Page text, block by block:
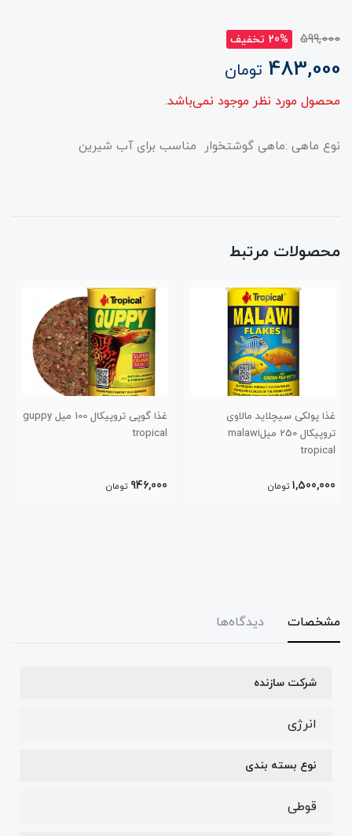
599,000 20% تخفیف
483,000 تومان
محصول مورد نظر موجود نمی‌باشد.
نوع ماهی :ماهی گوشتخوار مناسب برای آب شیرین
محصولات مرتبط
غذا گوپی تروپیکال 100 میل guppy
tropical
946,000 تومان
غذا مینی استیک سوپر گلدفیش
تروپیکال 250 میل
1,350,000
مشخصات دیدگاه‌ها
شرکت سازنده
انرژی
نوع بسته بندی
قوطی